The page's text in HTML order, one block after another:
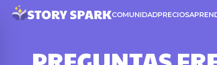
COMUNIDADPRECIOS